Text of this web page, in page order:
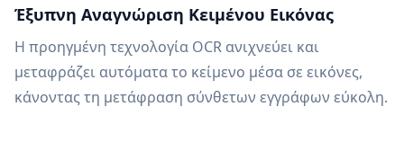
Έξυπνη Αναγνώριση Κειμένου Εικόνας
Η προηγμένη τεχνολογία OCR ανιχνεύει και
μεταφράζει αυτόματα το κείμενο μέσα σε εικόνες,
κάνοντας τη μετάφραση σύνθετων εγγράφων εύκολη.